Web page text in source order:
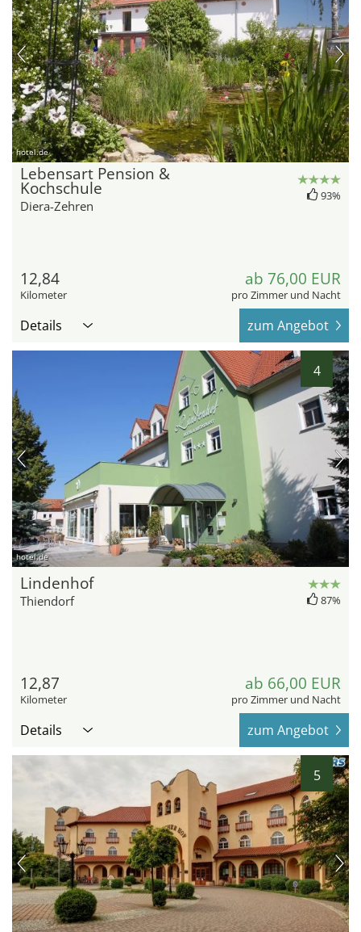
hotel.de
Lebensart Pension &
Kochschule
Diera-Zehren
93%
12,84
Kilometer
ab 76,00 EUR
pro Zimmer und Nacht
Details zum Angebot
4
hotel.de
Lindenhof
Thiendorf 87%
12,87
Kilometer
ab 66,00 EUR
pro Zimmer und Nacht
Details zum Angebot
5